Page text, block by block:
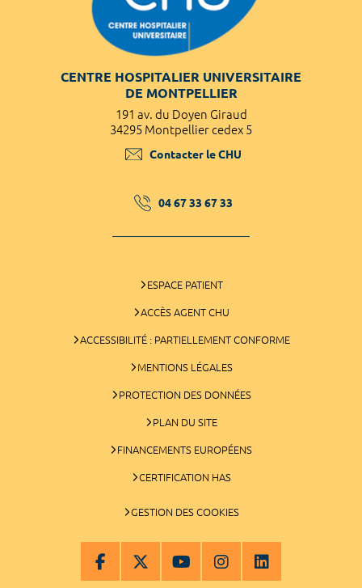
CENTRE HOSPITALIER UNIVERSITAIRE
DE MONTPELLIER
191 av. du Doyen Giraud
34295 Montpellier cedex 5
Contacter le CHU
04 67 33 67 33
ESPACE PATIENT
ACCÈS AGENT CHU
ACCESSIBILITÉ : PARTIELLEMENT CONFORME
MENTIONS LÉGALES
PROTECTION DES DONNÉES
PLAN DU SITE
FINANCEMENTS EUROPÉENS
CERTIFICATION HAS
GESTION DES COOKIES